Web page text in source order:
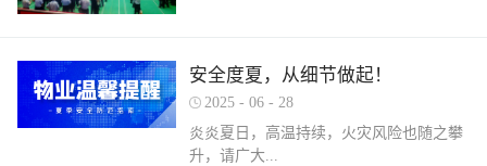
业职业技能竞赛中， 西安锦江物业服务有
限公司的选手们表现卓越，凭借扎实的理
论知识、精湛的操作技能和临危不乱的现
场发挥，在物业管理师、电工、消防设施
安全度夏，从细节做起！
2025 - 06 - 28
炎炎夏日，高温持续，火灾风险也随之攀
升，请广大...